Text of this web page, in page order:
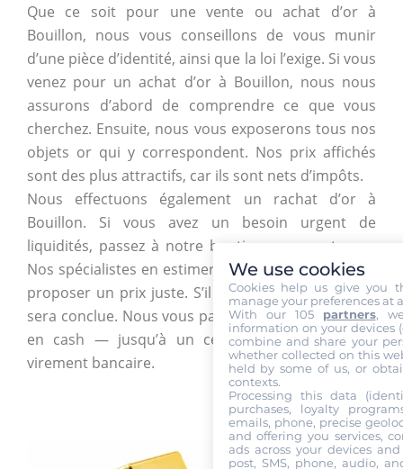
Que ce soit pour une vente ou achat d’or à
Bouillon, nous vous conseillons de vous munir
d’une pièce d’identité, ainsi que la loi l’exige. Si vous
venez pour un achat d’or à Bouillon, nous nous
assurons d’abord de comprendre ce que vous
cherchez. Ensuite, nous vous exposerons tous nos
objets or qui y correspondent. Nos prix affichés
sont des plus attractifs, car ils sont nets d’impôts.
Nous effectuons également un rachat d’or à
Bouillon. Si vous avez un besoin urgent de
liquidités, passez à notre boutique avec votre or.
Nos spécialistes en estimeront la valeur pour vous
proposer un prix juste. S’il vous convient, la vente
sera conclue. Nous vous paierons immédiatement,
en cash — jusqu’à un certain seuil — ou par
virement bancaire.
We use cookies
Cookies help us give you
manage your preferences at
With our 105 partners,
information on your devices
combine and share your
whether collected on this
held by some of us, or
contexts.
Processing this data
purchases, loyalty
emails, phone, precise
and offering you services,
ads across your devices
post, SMS, phone, audio,